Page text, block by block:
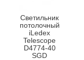
Светильник
потолочный
iLedex
Telescope
D4774-40
SGD